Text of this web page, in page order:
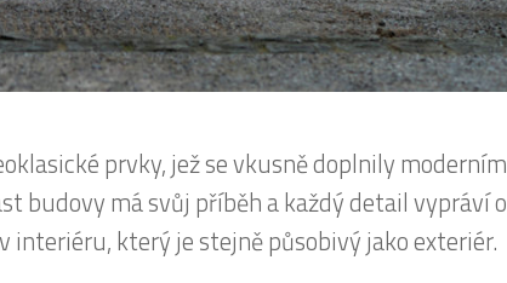
prvky, jež se vkusně doplnily moderním
budovy má svůj příběh a každý detail vypráví o
který je stejně působivý jako exteriér.